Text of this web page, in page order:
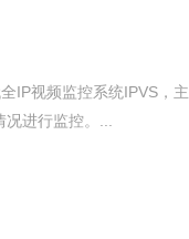
IP视频监控系统IPVS，
进行监控。...